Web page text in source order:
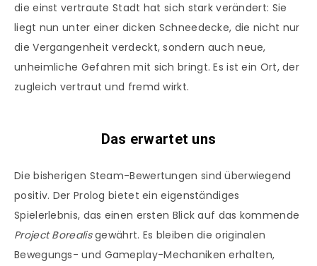
die einst vertraute Stadt hat sich stark verändert: Sie
liegt nun unter einer dicken Schneedecke, die nicht nur
die Vergangenheit verdeckt, sondern auch neue,
unheimliche Gefahren mit sich bringt. Es ist ein Ort, der
zugleich vertraut und fremd wirkt.
Das erwartet uns
Die bisherigen Steam-Bewertungen sind überwiegend
positiv. Der Prolog bietet ein eigenständiges
Spielerlebnis, das einen ersten Blick auf das kommende
Project Borealisgewährt. Es bleiben die originalen
Bewegungs- und Gameplay-Mechaniken erhalten,